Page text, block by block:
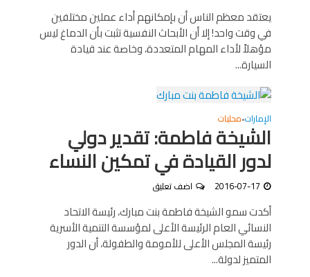
يعتقد معظم الناس أن بإمكانهم أداء عملين مختلفين
في وقت واحد! إلا أن الأبحاث النفسية تثبت بأن الدماغ ليس
مؤهلاً لأداء المهام المتعددة، وخاصة عند قيادة
السيارة...
الإمارات•محليات
الشيخة فاطمة: تقدير دولي
لدور القيادة في تمكين النساء
2016-07-17 اضف تعليق
أكدت سمو الشيخة فاطمة بنت مبارك، رئيسة الاتحاد
النسائي العام الرئيسة الأعلى لمؤسسة التنمية الأسرية
رئيسة المجلس الأعلى للأمومة والطفولة، أن الدور
المتميز لدولة...